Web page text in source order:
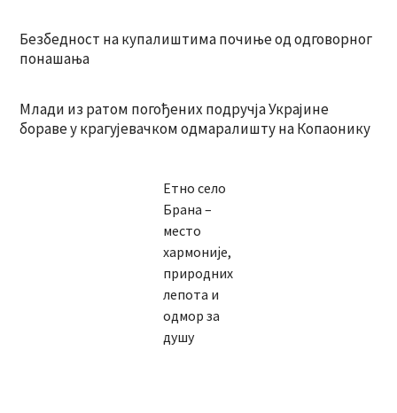
Безбедност на купалиштима почиње од одговорног
понашања
Млади из ратом погођених подручја Украјине
бораве у крагујевачком одмаралишту на Копаонику
Етно село
Брана –
место
хармоније,
природних
лепота и
одмор за
душу